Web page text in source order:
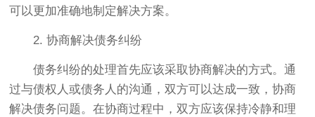
可以更加准确地制定解决方案。
2. 协商解决债务纠纷
债务纠纷的处理首先应该采取协商解决的方式。通
过与债权人或债务人的沟通，双方可以达成一致，协商
解决债务问题。在协商过程中，双方应该保持冷静和理